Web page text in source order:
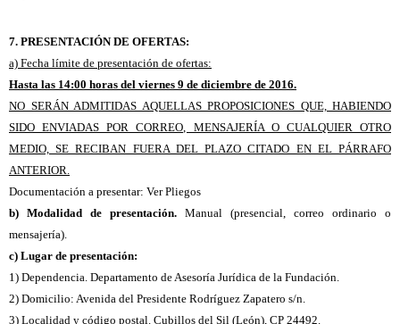
7. PRESENTACIÓN DE OFERTAS:
a) Fecha límite de presentación de ofertas:
Hasta las 14:00 horas del viernes 9 de diciembre de 2016.
NO SERÁN ADMITIDAS AQUELLAS PROPOSICIONES QUE, HABIENDO
SIDO ENVIADAS POR CORREO, MENSAJERÍA O CUALQUIER OTRO
MEDIO, SE RECIBAN FUERA DEL PLAZO CITADO EN EL PÁRRAFO
ANTERIOR.
Documentación a presentar: Ver Pliegos
b) Modalidad de presentación. Manual (presencial, correo ordinario o
mensajería).
c) Lugar de presentación:
1) Dependencia. Departamento de Asesoría Jurídica de la Fundación.
2) Domicilio: Avenida del Presidente Rodríguez Zapatero s/n.
3) Localidad y código postal. Cubillos del Sil (León), CP 24492.